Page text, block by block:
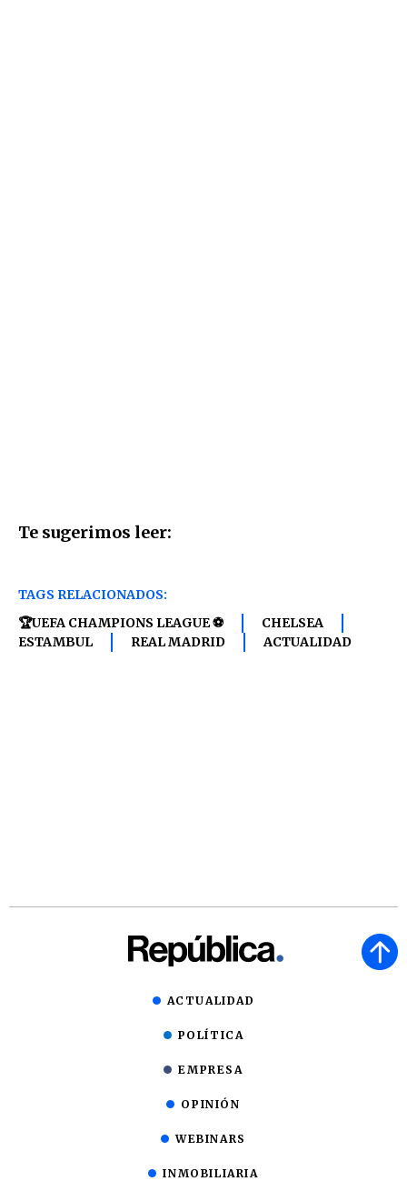
Te sugerimos leer:
TAGS RELACIONADOS:
🏆UEFA CHAMPIONS LEAGUE ⚽
CHELSEA
ESTAMBUL
REAL MADRID ACTUALIDAD
ACTUALIDAD
POLÍTICA
EMPRESA
OPINIÓN
WEBINARS
INMOBILIARIA